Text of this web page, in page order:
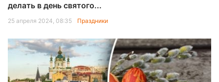
делать в день святого...
25 апреля 2024, 08:35 Праздники